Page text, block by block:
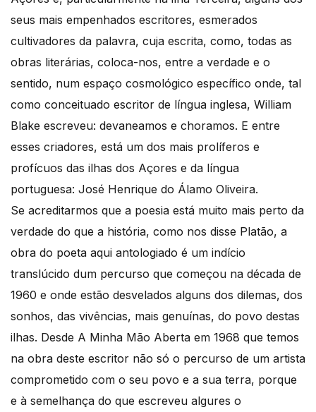
seus mais empenhados escritores, esmerados
cultivadores da palavra, cuja escrita, como, todas as
obras literárias, coloca-nos, entre a verdade e o
sentido, num espaço cosmológico específico onde, tal
como conceituado escritor de língua inglesa, William
Blake escreveu: devaneamos e choramos. E entre
esses criadores, está um dos mais prolíferos e
profícuos das ilhas dos Açores e da língua
portuguesa: José Henrique do Álamo Oliveira.
Se acreditarmos que a poesia está muito mais perto da
verdade do que a história, como nos disse Platão, a
obra do poeta aqui antologiado é um indício
translúcido dum percurso que começou na década de
1960 e onde estão desvelados alguns dos dilemas, dos
sonhos, das vivências, mais genuínas, do povo destas
ilhas. Desde A Minha Mão Aberta em 1968 que temos
na obra deste escritor não só o percurso de um artista
comprometido com o seu povo e a sua terra, porque
e à semelhança do que escreveu algures o